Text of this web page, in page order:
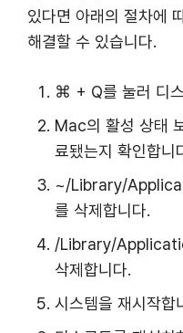
있다면 아래의 절차에
해결할 수 있습니다.
⌘ + Q를 눌러 디
Mac의 활성 상태
료됐는지 확인합니
~/Library/
를 삭제합니다.
/Library/
삭제합니다.
시스템을 재시작합